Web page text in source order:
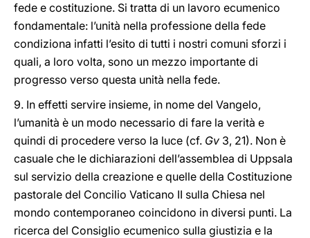
fede e costituzione. Si tratta di un lavoro ecumenico
fondamentale: l’unità nella professione della fede
condiziona infatti l’esito di tutti i nostri comuni sforzi i
quali, a loro volta, sono un mezzo importante di
progresso verso questa unità nella fede.
9. In effetti servire insieme, in nome del Vangelo,
l’umanità è un modo necessario di fare la verità e
quindi di procedere verso la luce (cf. Gv 3, 21). Non è
casuale che le dichiarazioni dell’assemblea di Uppsala
sul servizio della creazione e quelle della Costituzione
pastorale del Concilio Vaticano II sulla Chiesa nel
mondo contemporaneo coincidono in diversi punti. La
ricerca del Consiglio ecumenico sulla giustizia e la